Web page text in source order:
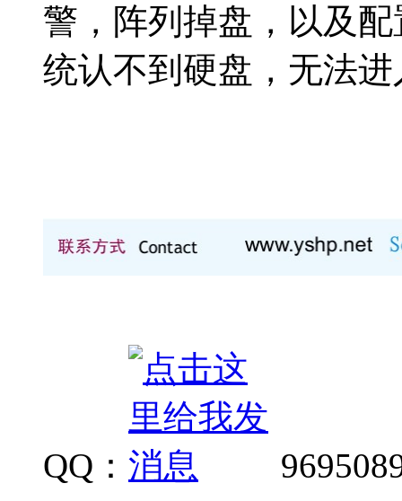
警，阵列掉盘，以及
统认不到硬盘，无法
QQ：